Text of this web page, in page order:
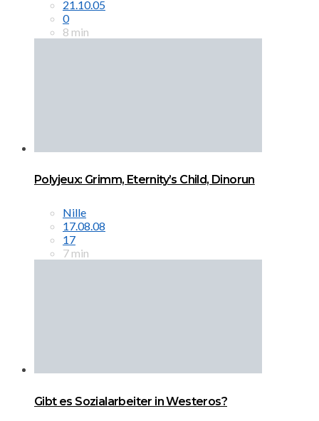
21.10.05
0
8 min
Polyjeux: Grimm, Eternity’s Child, Dinorun
Nille
17.08.08
17
7 min
Gibt es Sozialarbeiter in Westeros?